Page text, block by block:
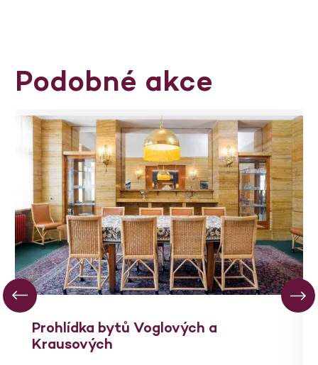
Podobné akce
Prohlídka bytů Voglových a
Krausových